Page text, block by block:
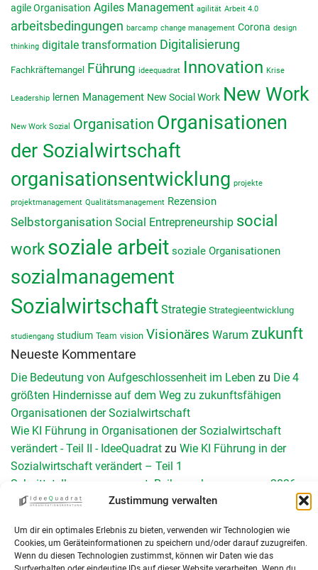
Zustimmung verwalten
Um dir ein optimales Erlebnis zu bieten, verwenden wir Technologien wie
Cookies, um Geräteinformationen zu speichern und/oder darauf zuzugreifen.
Wenn du diesen Technologien zustimmst, können wir Daten wie das
agile Organisation Agiles Management agilität Arbeit 4.0
arbeitsbedingungen barcamp change management Corona design
thinking digitale transformation Digitalisierung
Fachkräftemangel Führung ideequadrat Innovation Krise
Leadership lernen Management New Social Work New Work
New Work Sozial Organisation Organisationen
der Sozialwirtschaft
organisationsentwicklung projekte
projektmanagement Qualitätsmanagement Rezension
Selbstorganisation Social Entrepreneurship social
work soziale arbeit soziale Organisationen
sozialmanagement
Sozialwirtschaft Strategie Strategieentwicklung
studiengang studium Team vision Visionäres Warum zukunft
Neueste Kommentare
Die Bedeutung von Aufgeschlossenheit im Leben zu Die 4
größten Hindernisse auf dem Weg zu zukunftsfähigen
Organisationen der Sozialwirtschaft
Wie KI Führung in Organisationen der Sozialwirtschaft
verändert - Teil II - IdeeQuadrat zu Wie KI Führung in der
Sozialwirtschaft verändert – Teil 1
Schnittstellen management: Reibungslos versorgen 2026
Schnittstellenmanagement in Organisationen der Sozialen
Umsetzung
Teamperformance Messung: Wirksame Teamentwicklung